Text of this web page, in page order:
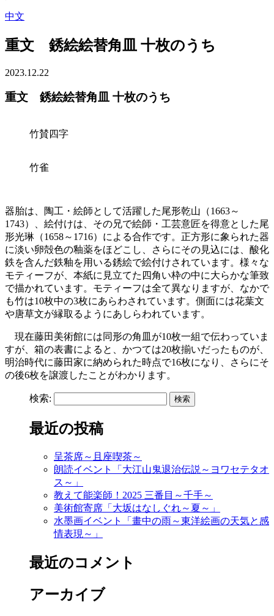
中文
重文 銹絵絵替角皿 十枚のうち
2023.12.22
重文 銹絵絵替角皿 十枚のうち
竹賛四字
竹雀
器胎は、陶工・絵師として活躍した尾形乾山（1663～
1743）、絵付けは、その兄で絵師・工芸意匠を得意とした尾
形光琳（1658～1716）による合作です。正方形に象られた器
に淡い卵殻色の釉薬をほどこし、さらにその見込には、酸化
鉄を含んだ鉄釉を用いる銹絵で絵付けされています。様々な
モティーフが、本紙に見立てた四角い枠の中に大らかな筆致
で描かれています。モティーフは全て異なりますが、なかで
も竹は10枚中の3枚にあらわされています。側面には花葉文
や唐草文が縁取るようにあしらわれています。
現在藤田美術館には同形の角皿が10枚一組で伝わっていま
すが、箱の表書によると、かつては20枚揃いだったものが、
明治時代に藤田家に納められた時点で16枚になり、さらにそ
の後6枚を譲渡したことがわかります。
検索:
最近の投稿
呈茶席～且座喫茶～
朗読イベント「大江山鬼退治伝説～ヨワセテタオ
ス～」
教えて能楽師！2025 三番目～千手～
美術館寄席「大坂はなしぐれ～夏～」
水墨画イベント「畫中の雨～東洋絵画の天気と感
情表現～」
最近のコメント
アーカイブ